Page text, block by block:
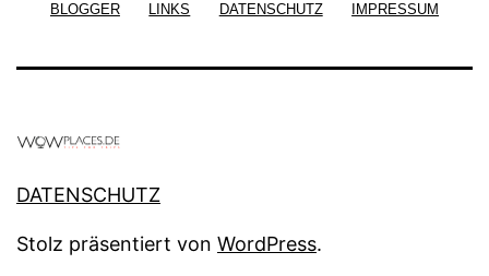
BLOGGER LINKS DATENSCHUTZ IMPRESSUM
DATENSCHUTZ
Stolz präsentiert von WordPress.